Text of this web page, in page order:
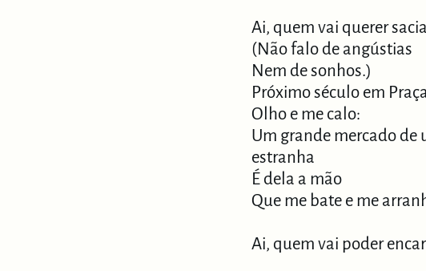
Ai, quem vai querer
(Não falo de angústias
Nem de sonhos.)
Próximo século em
Olho e me calo:
Um grande mercado de
estranha
É dela a mão
Que me bate e me
Ai, quem vai poder